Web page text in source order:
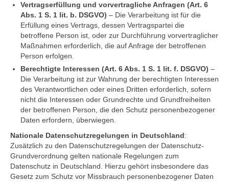
Vertragserfüllung und vorvertragliche Anfragen (Art. 6
Abs. 1 S. 1 lit. b. DSGVO) – Die Verarbeitung ist für die
Erfüllung eines Vertrags, dessen Vertragspartei die
betroffene Person ist, oder zur Durchführung vorvertraglicher
Maßnahmen erforderlich, die auf Anfrage der betroffenen
Person erfolgen.
Berechtigte Interessen (Art. 6 Abs. 1 S. 1 lit. f. DSGVO) –
Die Verarbeitung ist zur Wahrung der berechtigten Interessen
des Verantwortlichen oder eines Dritten erforderlich, sofern
nicht die Interessen oder Grundrechte und Grundfreiheiten
der betroffenen Person, die den Schutz personenbezogener
Daten erfordern, überwiegen.
Nationale Datenschutzregelungen in Deutschland:
Zusätzlich zu den Datenschutzregelungen der Datenschutz-
Grundverordnung gelten nationale Regelungen zum
Datenschutz in Deutschland. Hierzu gehört insbesondere das
Gesetz zum Schutz vor Missbrauch personenbezogener Daten